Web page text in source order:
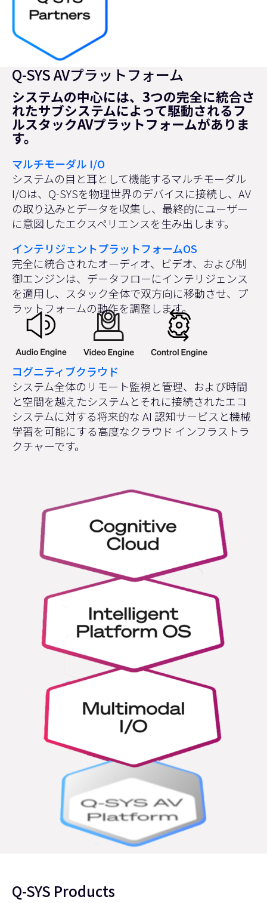
Q-SYS AVプラットフォーム
システムの中心には、3つの完全に統合さ
れたサブシステムによって駆動されるフ
ルスタックAVプラットフォームがありま
す。
マルチモーダル I/O
システムの目と耳として機能するマルチモーダル
I/Oは、Q-SYSを物理世界のデバイスに接続し、AV
の取り込みとデータを収集し、最終的にユーザー
に意図したエクスペリエンスを生み出します。
インテリジェントプラットフォームOS
完全に統合されたオーディオ、ビデオ、および制
御エンジンは、データフローにインテリジェンス
を適用し、スタック全体で双方向に移動させ、プ
ラットフォームの動作を調整します。
コグニティブクラウド
システム全体のリモート監視と管理、および時間
と空間を越えたシステムとそれに接続されたエコ
システムに対する将来的な AI 認知サービスと機械
学習を可能にする高度なクラウド インフラストラ
クチャーです。
Q-SYS Products